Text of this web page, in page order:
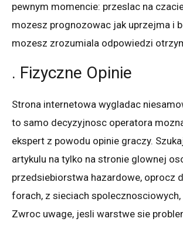
pewnym momencie: przeslac na
mozesz prognozowac jak uprzejma i
mozesz zrozumiala odpowiedzi
. Fizyczne Opinie
Strona internetowa wygladac
to samo decyzyjnosc operatora
ekspert z powodu opinie graczy.
artykulu na tylko na stronie glownej
przedsiebiorstwa hazardowe, oprocz
forach, z sieciach spolecznosciowych,
Zwroc uwage, jesli warstwe sie